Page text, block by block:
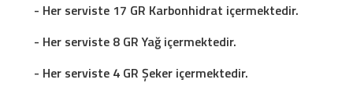
- Her serviste 17 GR Karbonhidrat içermektedir.
- Her serviste 8 GR Yağ içermektedir.
- Her serviste 4 GR Şeker içermektedir.